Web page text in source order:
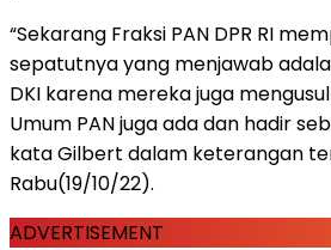
“Sekarang Fraksi PAN DPR RI
sepatutnya yang menjawab
DKI karena mereka juga
Umum PAN juga ada dan hadir
kata Gilbert dalam keterangan
Rabu(19/10/22).
ADVERTISEMENT